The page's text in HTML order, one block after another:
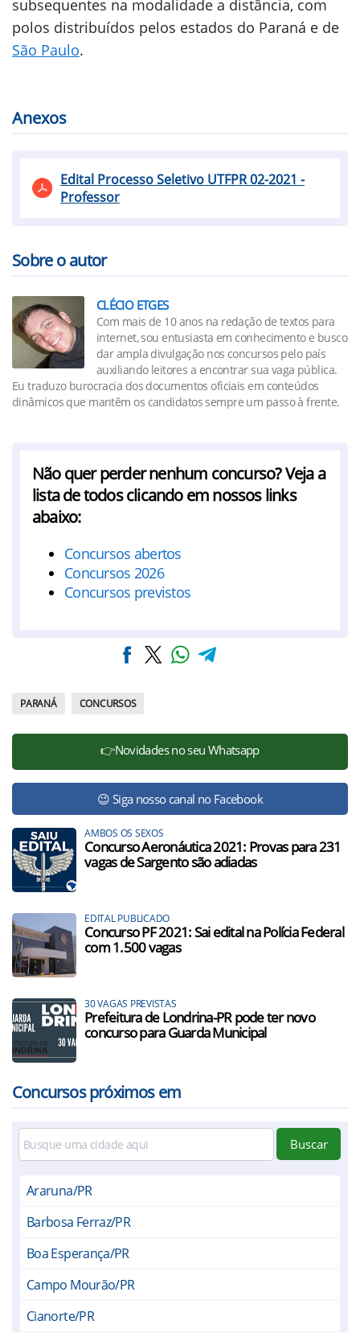
subsequentes na modalidade a distância, com
polos distribuídos pelos estados do Paraná e de
São Paulo.
Anexos
Edital Processo Seletivo UTFPR 02-2021 -
Professor
Sobre o autor
CLÉCIO ETGES
Com mais de 10 anos na redação de textos para
internet, sou entusiasta em conhecimento e busco
dar ampla divulgação nos concursos pelo país
auxiliando leitores a encontrar sua vaga pública.
Eu traduzo burocracia dos documentos oficiais em conteúdos
dinâmicos que mantêm os candidatos sempre um passo à frente.
Não quer perder nenhum concurso? Veja a
lista de todos clicando em nossos links
abaixo:
Concursos abertos
Concursos 2026
Concursos previstos
PARANÁ CONCURSOS
👉Novidades no seu Whatsapp
😉 Siga nosso canal no Facebook
AMBOS OS SEXOS
Concurso Aeronáutica 2021: Provas para 231
vagas de Sargento são adiadas
EDITAL PUBLICADO
Concurso PF 2021: Sai edital na Polícia Federal
com 1.500 vagas
30 VAGAS PREVISTAS
Prefeitura de Londrina-PR pode ter novo
concurso para Guarda Municipal
Concursos próximos em
Buscar
Araruna/PR
Barbosa Ferraz/PR
Boa Esperança/PR
Campo Mourão/PR
Cianorte/PR